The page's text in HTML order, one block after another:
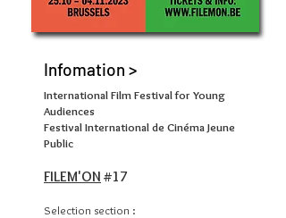
Infomation >
International Film Festival for Young
Audiences
Festival International de Cinéma Jeune
Public
FILEM'ON #17
Selection section :